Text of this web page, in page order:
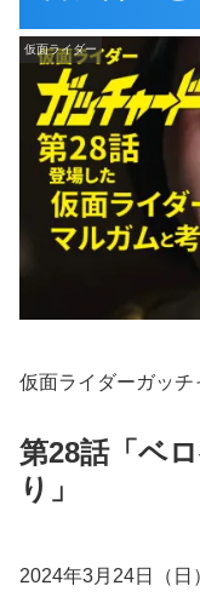
仮面ライダー
仮面ライダーガッチ
第28話「ベ
り」
2024年3月24日（日